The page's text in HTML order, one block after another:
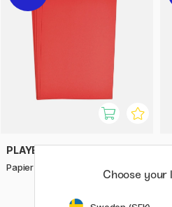
PLAYBOX
Papier rot 25 Stk 180 gr
4.60 €
Choose your